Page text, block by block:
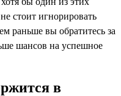
стоит игнорировать
раньше вы обратитесь за
шансов на успешное
в